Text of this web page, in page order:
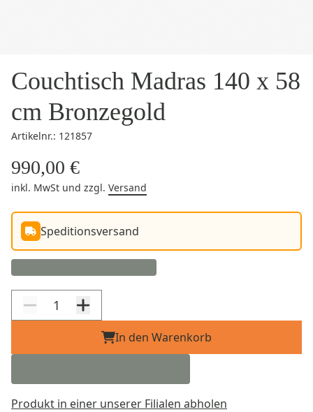
Couchtisch Madras 140 x 58
cm Bronzegold
Artikelnr.: 121857
990,00 €
inkl. MwSt und zzgl. Versand
Speditionsversand
In den Warenkorb
Produkt in einer unserer Filialen abholen